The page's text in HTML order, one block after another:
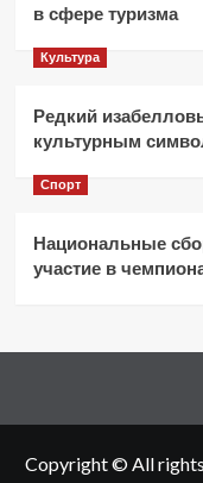
в сфере туризма
Культура
Редкий
культурным
Спорт
Национальные
участие в
Copyright © All